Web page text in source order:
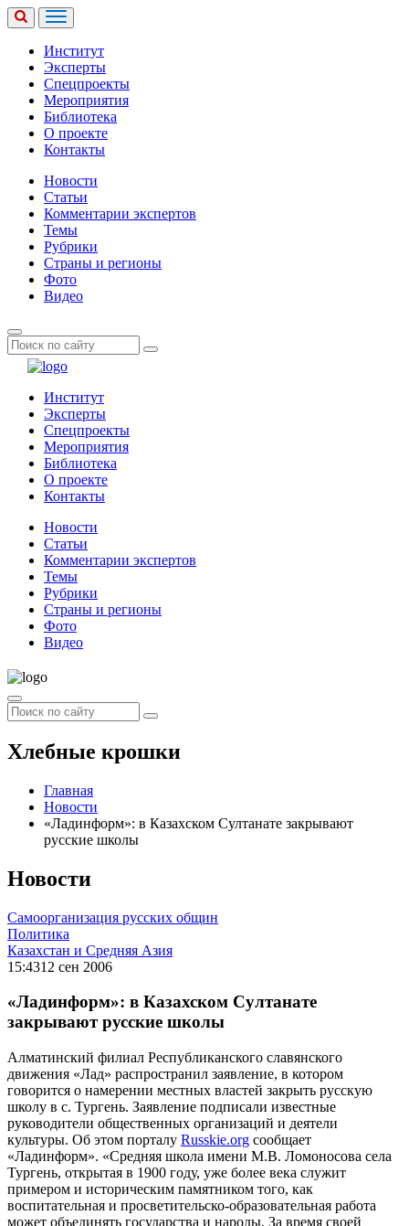
Институт
Эксперты
Спецпроекты
Мероприятия
Библиотека
О проекте
Контакты
Новости
Статьи
Комментарии экспертов
Темы
Рубрики
Страны и регионы
Фото
Видео
Институт
Эксперты
Спецпроекты
Мероприятия
Библиотека
О проекте
Контакты
Новости
Статьи
Комментарии экспертов
Темы
Рубрики
Страны и регионы
Фото
Видео
Хлебные крошки
Главная
Новости
«Ладинформ»: в Казахском Султанате закрывают
русские школы
Новости
Самоорганизация русских общин
Политика
Казахстан и Средняя Азия
15:4312 сен 2006
«Ладинформ»: в Казахском Султанате
закрывают русские школы
Алматинский филиал Республиканского славянского
движения «Лад» распространил заявление, в котором
говорится о намерении местных властей закрыть русскую
школу в с. Тургень. Заявление подписали известные
руководители общественных организаций и деятели
культуры. Об этом порталу Russkie.org сообщает
«Ладинформ». «Средняя школа имени М.В. Ломоносова села
Тургень, открытая в 1900 году, уже более века служит
примером и историческим памятником того, как
воспитательная и просветительско-образовательная работа
может объединять государства и народы. За время своей